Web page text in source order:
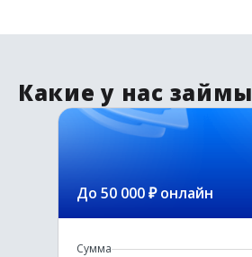
Какие у нас займы
До 50 000 ₽ онлайн
Сумма